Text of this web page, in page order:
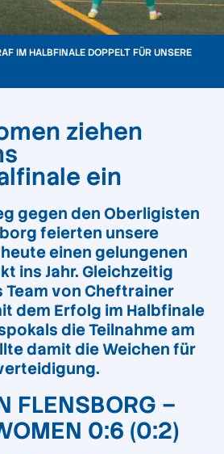
IM HALBFINALE DOPPELT FÜR UNSERE
ziehen
ein
gegen den Oberligisten
feierten unsere
einen gelungenen
ins Jahr. Gleichzeitig
von Cheftrainer
dem Erfolg im Halbfinale
die Teilnahme am
damit die Weichen für
FLENSBORG –
0:6 (0:2)